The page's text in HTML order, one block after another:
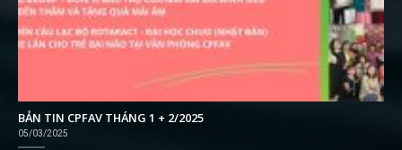
BẢN TIN CPFAV THÁNG 1 + 2/2025
05/03/2025